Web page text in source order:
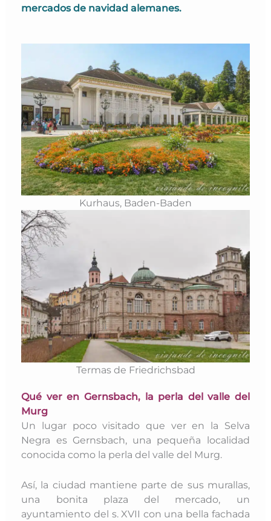
mercados de navidad alemanes.
Kurhaus, Baden-Baden
Termas de Friedrichsbad
Qué ver en Gernsbach, la perla del valle del
Murg
Un lugar poco visitado que ver en la Selva
Negra es Gernsbach, una pequeña localidad
conocida como la perla del valle del Murg.
Así, la ciudad mantiene parte de sus murallas,
una bonita plaza del mercado, un
ayuntamiento del s. XVII con una bella fachada